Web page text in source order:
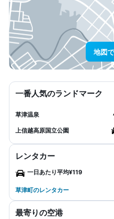
地図
一番人気のランドマーク
草津温泉
上信越高原国立公園
レンタカー
一日あたり平均¥119
草津町のレンタカー
最寄りの空港